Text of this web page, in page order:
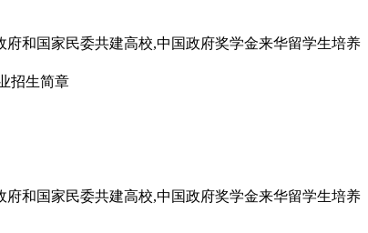
和国家民委共建高校,中国政府奖学金来华留学生培养
和国家民委共建高校,中国政府奖学金来华留学生培养